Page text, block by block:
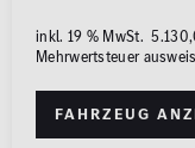
inkl. 19 % MwSt.
Mehrwertsteuer
Fahrzeug